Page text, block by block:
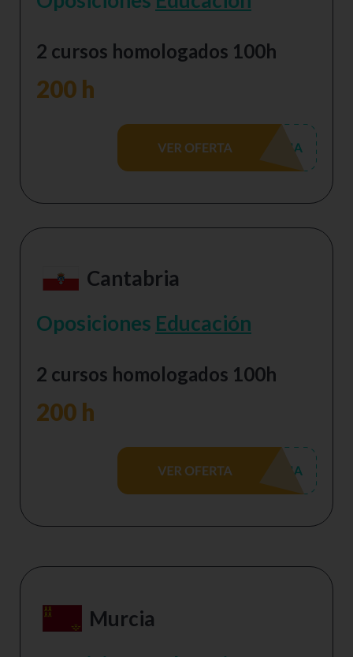
2 cursos homologados 100h
200 h
Cantabria
Oposiciones Educación
2 cursos homologados 100h
200 h
Murcia